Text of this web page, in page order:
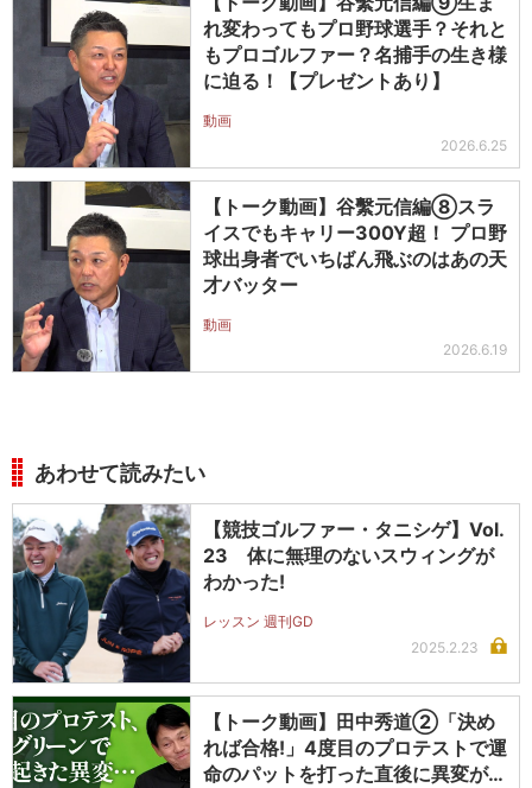
れ変わってもプロ野球選手？それと
もプロゴルファー？名捕手の生き様
に迫る！【プレゼントあり】
動画
2026.6.25
【トーク動画】谷繫元信編⑧スラ
イスでもキャリー300Y超！ プロ野
球出身者でいちばん飛ぶのはあの天
才バッター
動画
2026.6.19
あわせて読みたい
【競技ゴルファー・タニシゲ】Vol.
23 体に無理のないスウィングが
わかった!
レッスン 週刊GD
2025.2.23
【トーク動画】田中秀道②「決め
れば合格!」4度目のプロテストで運
命のパットを打った直後に異変が…